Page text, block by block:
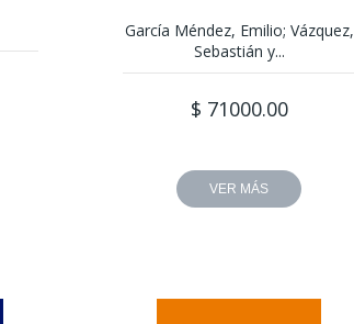
García Méndez, Emilio; Vázquez,
Sebastián y...
$ 71000.00
VER MÁS